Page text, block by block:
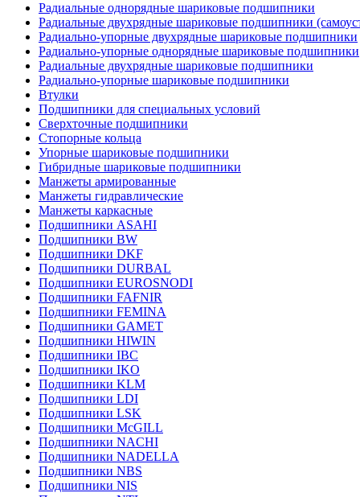
Радиальные однорядные шариковые подшипники
Радиальные двухрядные шариковые подшипники
Радиально-упорные двухрядные шариковые подшипники
Радиально-упорные однорядные шариковые подшипники
Радиальные двухрядные шариковые подшипники
Радиально-упорные шариковые подшипники
Втулки
Подшипники для специальных условий
Сверхточные подшипники
Стопорные кольца
Упорные шариковые подшипники
Гибридные шариковые подшипники
Манжеты армированные
Манжеты гидравлические
Манжеты каркасные
Подшипники ASAHI
Подшипники BW
Подшипники DKF
Подшипники DURBAL
Подшипники EUROSNODI
Подшипники FAFNIR
Подшипники FEMINA
Подшипники GAMET
Подшипники HIWIN
Подшипники IBC
Подшипники IKO
Подшипники KLM
Подшипники LDI
Подшипники LSK
Подшипники McGILL
Подшипники NACHI
Подшипники NADELLA
Подшипники NBS
Подшипники NIS